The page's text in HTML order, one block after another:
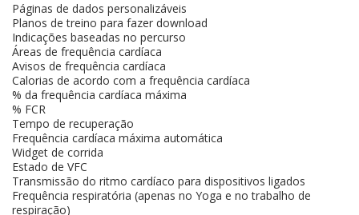
Páginas de dados personalizáveis
Planos de treino para fazer download
Indicações baseadas no percurso
Áreas de frequência cardíaca
Avisos de frequência cardíaca
Calorias de acordo com a frequência cardíaca
% da frequência cardíaca máxima
% FCR
Tempo de recuperação
Frequência cardíaca máxima automática
Widget de corrida
Estado de VFC
Transmissão do ritmo cardíaco para dispositivos ligados
Frequência respiratória (apenas no Yoga e no trabalho de
respiração)